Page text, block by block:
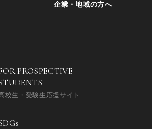
企業・地域の方へ
PROSPECTIVE
校生・受験生応援サイト